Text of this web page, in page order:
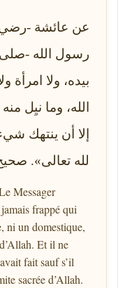
عن عائشة -رضي
رسول الله -
بيده، ولا امرأة
الله، وما نيِل
إلا أن ينتهك
لله تعالى».
Messager
frappé qui
ni un domestique,
Et il ne
fait sauf s’il
sacrée d’Allah.